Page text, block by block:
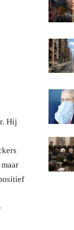
Hij